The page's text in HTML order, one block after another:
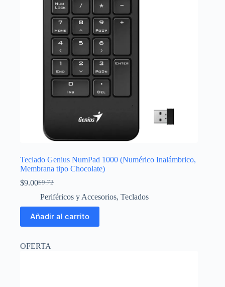
Teclado Genius NumPad 1000 (Numérico Inalámbrico,
Membrana tipo Chocolate)
$9.72
El
precio
era:
$9.72.
$9.00El
precio
es:
$9.00.
Periféricos y Accesorios, Teclados
Añadir al carrito
OFERTA